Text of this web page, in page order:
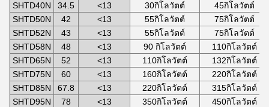
SHTD40N
34.5 <13 30กิโลวัตต์
45กิโลวัตต์
SHTD50N
42 <13 55กิโลวัตต์
75กิโลวัตต์
SHTD52N
43 <13 55กิโลวัตต์
75กิโลวัตต์
SHTD58N
48 <13 90 กิโลวัตต์
110กิโลวัตต์
SHTD65N
52 <13 110กิโลวัตต์
132กิโลวัตต์
SHTD75N
60 <13 160กิโลวัตต์
220กิโลวัตต์
SHTD85N
67.8 <13 220กิโลวัตต์
315กิโลวัตต์
SHTD95N
78 <13 350กิโลวัตต์
450กิโลวัตต์